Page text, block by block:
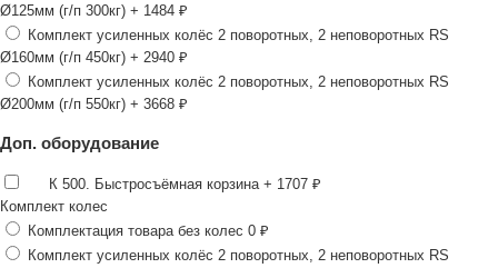
Ø125мм (г/п 300кг) + 1484 ₽
Комплект усиленных колёс 2 поворотных, 2 неповоротных RS
Ø160мм (г/п 450кг) + 2940 ₽
Комплект усиленных колёс 2 поворотных, 2 неповоротных RS
Ø200мм (г/п 550кг) + 3668 ₽
Доп. оборудование
К 500. Быстросъёмная корзина + 1707 ₽
Комплект колес
Комплектация товара без колес 0 ₽
Комплект усиленных колёс 2 поворотных, 2 неповоротных RS